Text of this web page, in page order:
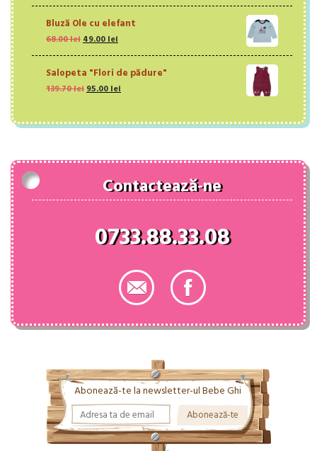
fost:
149.00 lei.
112.00 lei.
Bluză Ole cu elefant
68.00lei Prețul
fost:
68.00 lei.
49.00lei
49.00 lei.
Salopeta "Flori de pădure"
139.70lei Prețul
fost:
95.00lei
95.00 lei.
Contactează-ne
0733.88.33.08
Abonează-te la newsletter-ul Bebe Ghi